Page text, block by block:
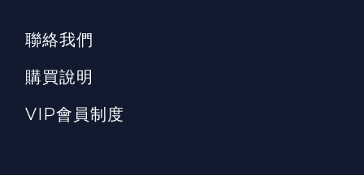
聯絡我們
購買說明
VIP會員制度